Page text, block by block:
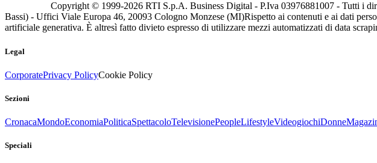
Copyright © 1999-2026 RTI S.p.A. Business Digital - P.Iva 03976881007 - Tutti i
Bassi) - Uffici Viale Europa 46, 20093 Cologno Monzese (MI)Rispetto ai contenuti e ai dati
artificiale generativa. È altresì fatto divieto espresso di utilizzare mezzi automatizzati di data
Legal
CorporatePrivacy PolicyCookie Policy
Sezioni
CronacaMondoEconomiaPoliticaSpettacoloTelevisionePeopleLifestyleVideogiochiDonne
Speciali